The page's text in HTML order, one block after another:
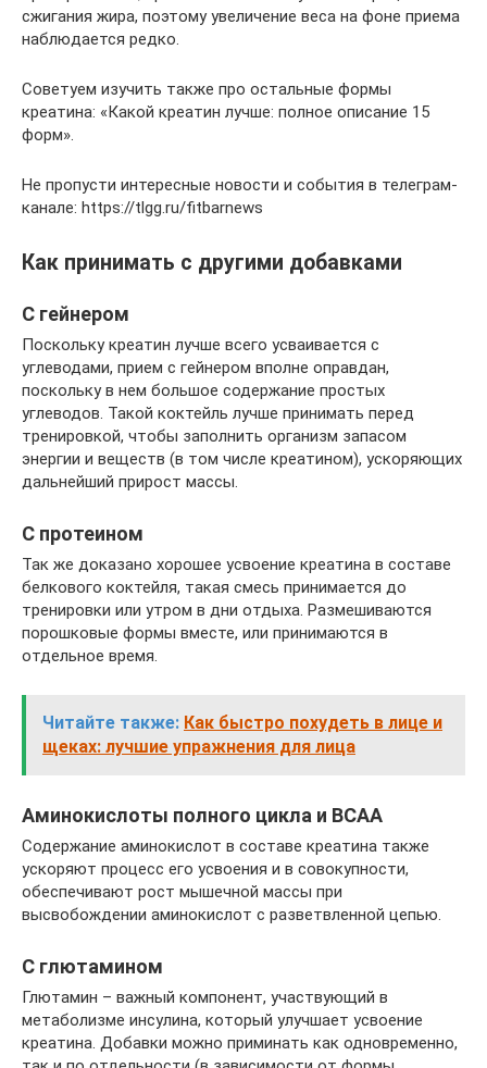
сжигания жира, поэтому увеличение веса на фоне приема
наблюдается редко.
Советуем изучить также про остальные формы
креатина: «Какой креатин лучше: полное описание 15
форм».
Не пропусти интересные новости и события в телеграм-
канале: https://tlgg.ru/fitbarnews
Как принимать с другими добавками
С гейнером
Поскольку креатин лучше всего усваивается с
углеводами, прием с гейнером вполне оправдан,
поскольку в нем большое содержание простых
углеводов. Такой коктейль лучше принимать перед
тренировкой, чтобы заполнить организм запасом
энергии и веществ (в том числе креатином), ускоряющих
дальнейший прирост массы.
С протеином
Так же доказано хорошее усвоение креатина в составе
белкового коктейля, такая смесь принимается до
тренировки или утром в дни отдыха. Размешиваются
порошковые формы вместе, или принимаются в
отдельное время.
Читайте также: Как быстро похудеть в лице и
щеках: лучшие упражнения для лица
Аминокислоты полного цикла и BCAA
Содержание аминокислот в составе креатина также
ускоряют процесс его усвоения и в совокупности,
обеспечивают рост мышечной массы при
высвобождении аминокислот с разветвленной цепью.
С глютамином
Глютамин – важный компонент, участвующий в
метаболизме инсулина, который улучшает усвоение
креатина. Добавки можно приминать как одновременно,